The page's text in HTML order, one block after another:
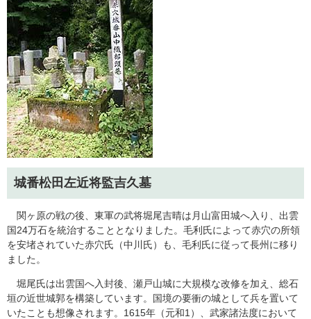
城番松田左近将監吉久墓
関ヶ原の戦の後、東軍の武将堀尾吉晴は月山富田城へ入り、出雲
国24万石を統治することとなりました。毛利氏によって赤穴の所領
を安堵されていた赤穴氏（中川氏）も、毛利氏に従って長州に移り
ました。
堀尾氏は出雲国へ入封後、瀬戸山城に大規模な改修を加え、総石
垣の近世城郭を構築しています。国境の要衝の城として兵を置いて
いたことも想像されます。1615年（元和1）、武家諸法度において